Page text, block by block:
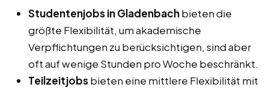
Studentenjobs in Gladenbachbieten die
größte Flexibilität, um akademische
Verpflichtungen zu berücksichtigen, sind aber
oft auf wenige Stunden pro Woche beschränkt.
Teilzeitjobsbieten eine mittlere Flexibilität mit